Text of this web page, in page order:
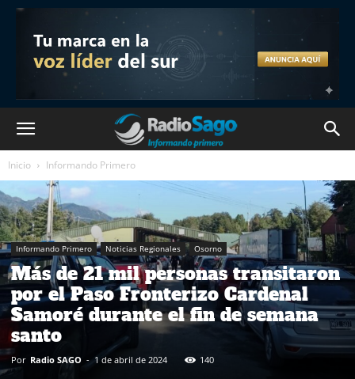
Inicio Informando Primero
Informando Primero Noticias Regionales Osorno
Más de 21 mil personas transitaron
por el Paso Fronterizo Cardenal
Samoré durante el fin de semana
santo
Por Radio SAGO - 1 de abril de 2024 140